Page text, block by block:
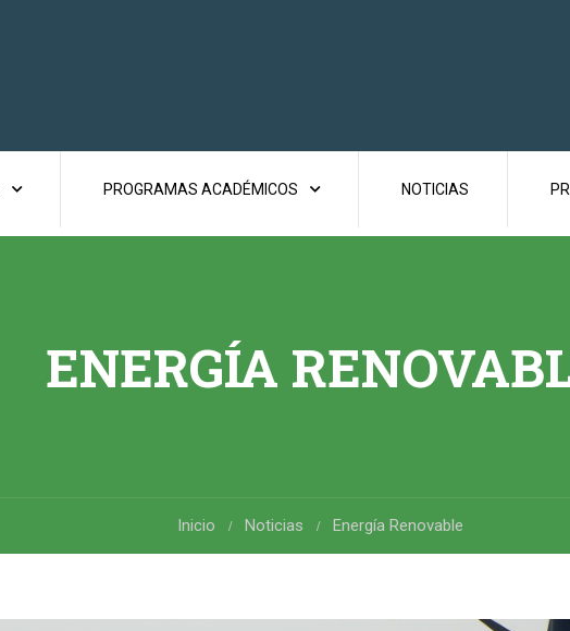
PROGRAMAS ACADÉMICOS NOTICIAS
ENERGÍA
Inicio Noticias Energía Renovable